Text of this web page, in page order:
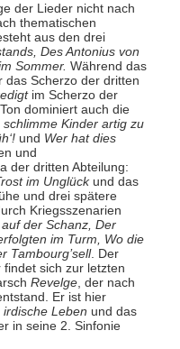
der Lieder nicht nach
thematischen
aus den drei
Des Antonius von
Sommer. Während das
das Scherzo der dritten
im Scherzo der
dominiert auch die
schlimme Kinder artig zu
und Wer hat dies
und
der dritten Abteilung:
im Unglückund das
und drei spätere
Kriegsszenarien
der Schanz, Der
im Turm, Wo die
Tambourg’sell. Der
sich zur letzten
Revelge, der nach
Er ist hier
irdische Leben und das
in seine 2. Sinfonie